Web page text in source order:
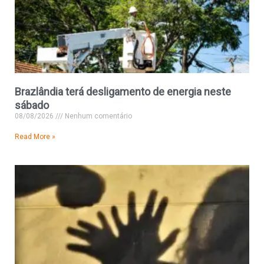
Brazlândia terá desligamento de energia neste
sábado
08/08/2026 Nenhum comentário
Read More »